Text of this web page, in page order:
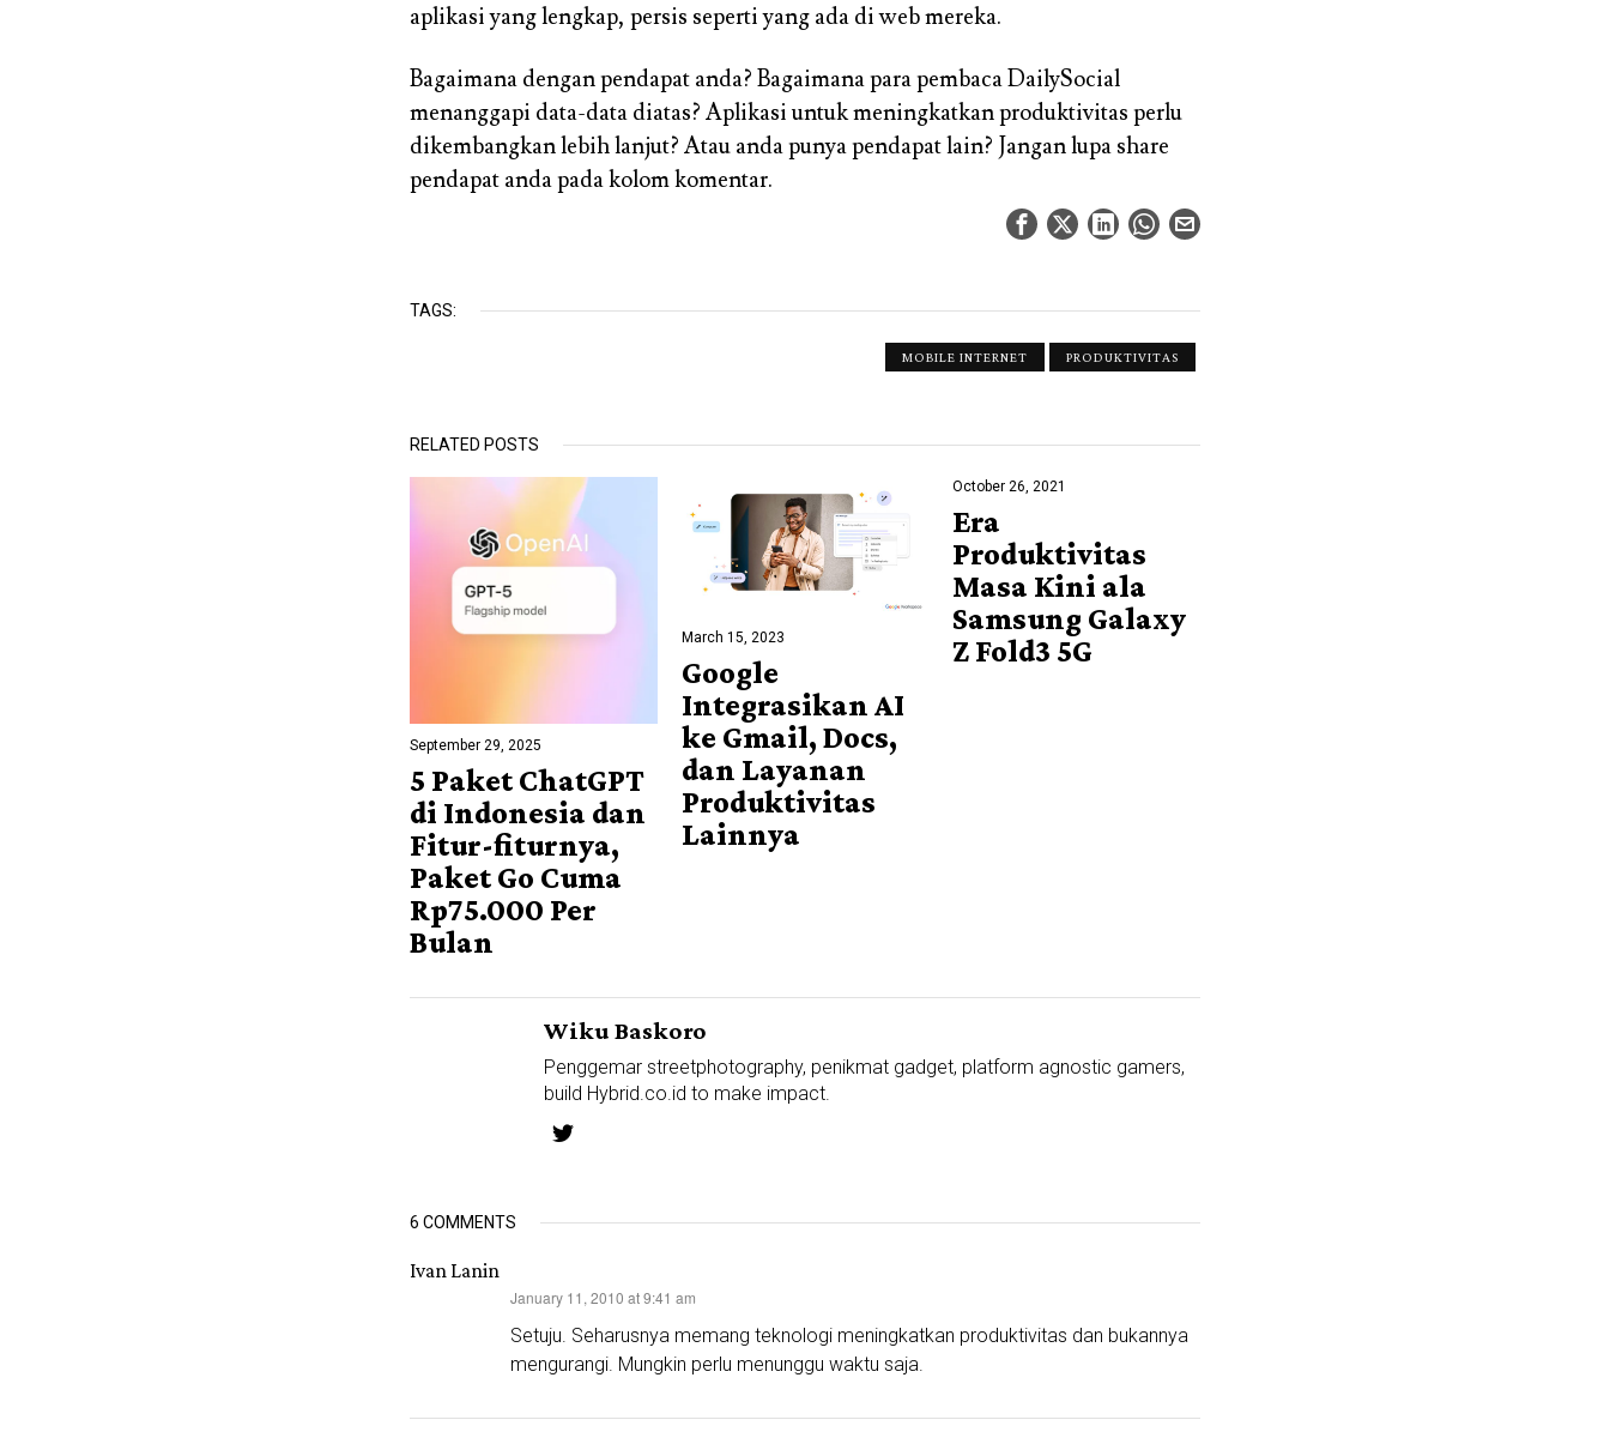
aplikasi yang lengkap, persis seperti yang ada di web mereka.
Bagaimana dengan pendapat anda? Bagaimana para pembaca DailySocial
menanggapi data-data diatas? Aplikasi untuk meningkatkan produktivitas perlu
dikembangkan lebih lanjut? Atau anda punya pendapat lain? Jangan lupa share
pendapat anda pada kolom komentar.
TAGS:
MOBILE INTERNET PRODUKTIVITAS
RELATED POSTS
September 29, 2025
5 Paket ChatGPT
di Indonesia dan
Fitur-fiturnya,
Paket Go Cuma
Rp75.000 Per
Bulan
March 15, 2023
Google
Integrasikan AI
ke Gmail, Docs,
dan Layanan
Produktivitas
Lainnya
October 26, 2021
Era
Produktivitas
Masa Kini ala
Samsung Galaxy
Z Fold3 5G
Wiku Baskoro
Penggemar streetphotography, penikmat gadget, platform agnostic gamers,
build Hybrid.co.id to make impact.
6 COMMENTS
Ivan Lanin
January 11, 2010 at 9:41 am
Setuju. Seharusnya memang teknologi meningkatkan produktivitas dan bukannya
mengurangi. Mungkin perlu menunggu waktu saja.